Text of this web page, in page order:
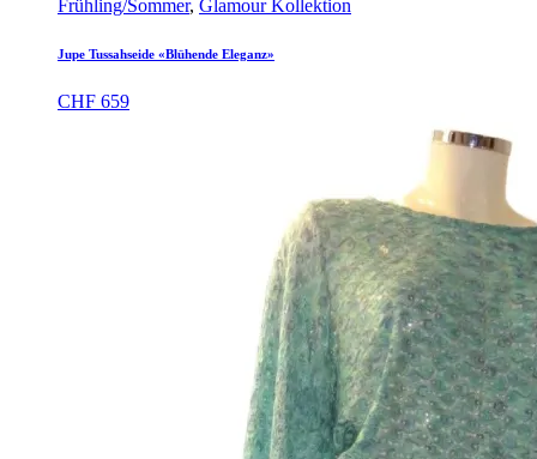
Frühling/Sommer, Glamour Kollektion
Jupe Tussahseide «Blühende Eleganz»
CHF 659